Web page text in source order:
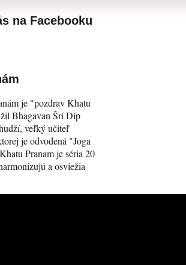
na Facebooku
je "pozdrav Khatu
Bhagavan Šrí Díp
veľký učiteľ
je odvodená "Joga
Pranam je séria 20
a osviežia